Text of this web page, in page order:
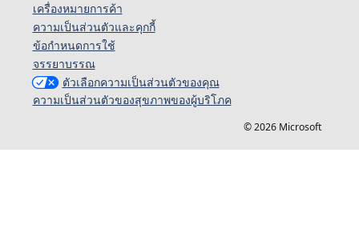
เครื่องหมายการค้า
ความเป็นส่วนตัวและคุกกี้
ข้อกำหนดการใช้
จรรยาบรรณ
ตัวเลือกความเป็นส่วนตัวของคุณ
ความเป็นส่วนตัวของสุขภาพของผู้บริโภค
© 2026 Microsoft